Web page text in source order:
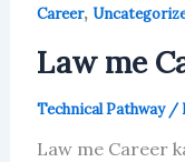
Career,
Law me
Technical Pathway /
Law me Career